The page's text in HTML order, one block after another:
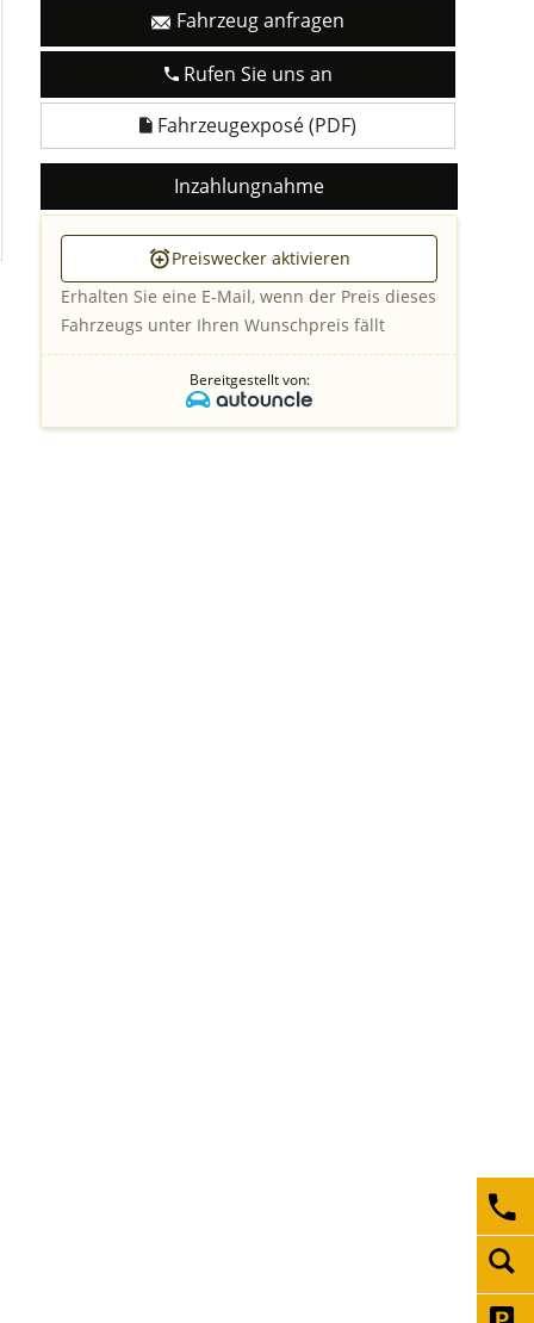
Rufen Sie uns an
Fahrzeug anfragen
Fahrzeugexposé (PDF)
Inzahlungnahme
Preiswecker aktivieren
Erhalten Sie eine E-Mail, wenn der Preis dieses
Fahrzeugs unter Ihren Wunschpreis fällt
Bereitgestellt von: